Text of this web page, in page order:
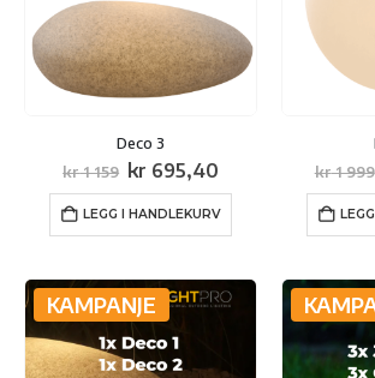
Deco 3
kr1 159 Opprinnelig
var:
kr 1
159.
kr 695,40Nåværende
er:
kr 695,40.
LEGG I HANDLEKURV
kr1 999
KAMPANJE